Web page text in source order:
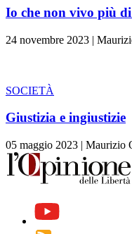
Io che non vivo più di
24 novembre 2023 |
SOCIETÀ
Giustizia e ingiustizie
05 maggio 2023 | Maurizio